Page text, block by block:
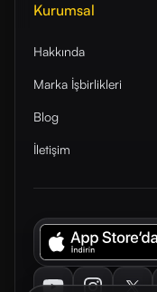
Kurumsal
Hakkında
Marka İşbirlikleri
Blog
İletişim